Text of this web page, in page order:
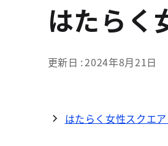
はたらく
更新日 2024年8月21日
はたらく女性スクエ